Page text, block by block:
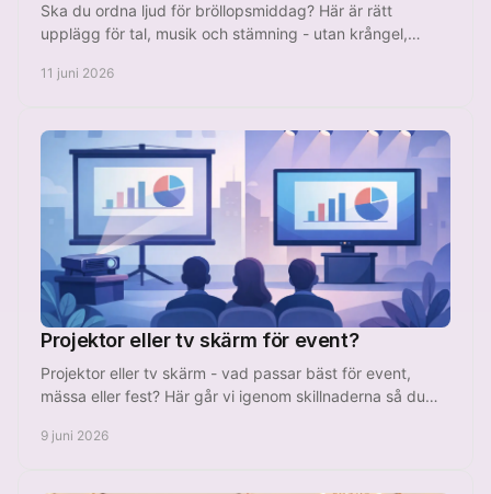
Ska du ordna ljud för bröllopsmiddag? Här är rätt
upplägg för tal, musik och stämning - utan krångel,
11 juni 2026
Projektor eller tv skärm för event?
Projektor eller tv skärm - vad passar bäst för event,
mässa eller fest? Här går vi igenom skillnaderna så du
9 juni 2026